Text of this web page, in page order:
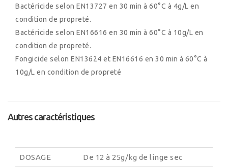
Bactéricide selon EN13727 en 30 min à 60°C à 4g/L en
condition de propreté.
Bactéricide selon EN16616 en 30 min à 60°C à 10g/L en
condition de propreté.
Fongicide selon EN13624 et EN16616 en 30 min à 60°C à
10g/L en condition de propreté
Autres caractéristiques
DOSAGE De 12 à 25g/kg de linge sec